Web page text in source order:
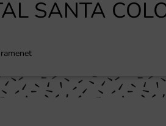
SANTA